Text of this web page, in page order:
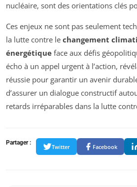
nucléaire, sont des orientations clés
Ces enjeux ne sont pas seulement
la lutte contre le changement
énergétique face aux défis
écho à un appel urgent à l’action,
réussie pour garantir un avenir
d’assurer un dialogue constructif
retards irréparables dans la lutte
Partager :
Twitter Facebook